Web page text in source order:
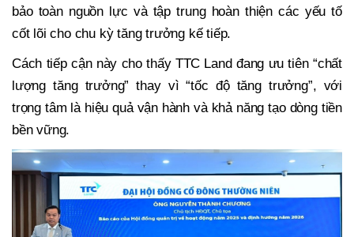
bảo toàn nguồn lực và tập trung hoàn thiện các yếu tố
cốt lõi cho chu kỳ tăng trưởng kế tiếp.
Cách tiếp cận này cho thấy TTC Land đang ưu tiên “chất
lượng tăng trưởng” thay vì “tốc độ tăng trưởng”, với
trọng tâm là hiệu quả vận hành và khả năng tạo dòng tiền
bền vững.